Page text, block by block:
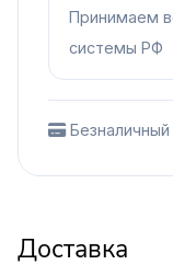
Принимаем
системы РФ
Безналичный
Доставка